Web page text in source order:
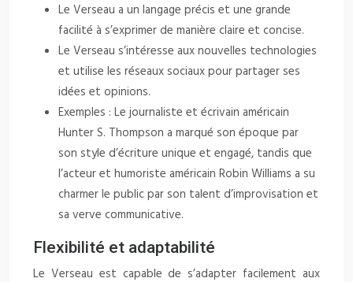
Le Verseau a un langage précis et une grande
facilité à s’exprimer de manière claire et concise.
Le Verseau s’intéresse aux nouvelles technologies
et utilise les réseaux sociaux pour partager ses
idées et opinions.
Exemples : Le journaliste et écrivain américain
Hunter S. Thompson a marqué son époque par
son style d’écriture unique et engagé, tandis que
l’acteur et humoriste américain Robin Williams a su
charmer le public par son talent d’improvisation et
sa verve communicative.
Flexibilité et adaptabilité
Le Verseau est capable de s’adapter facilement aux